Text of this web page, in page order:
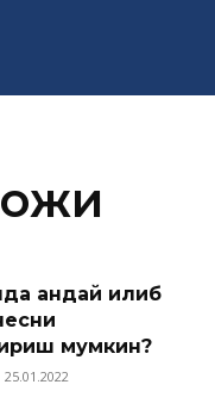
қандай қилиб
мумкин?
25.01.2022